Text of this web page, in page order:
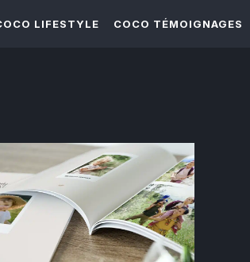
LIFESTYLE COCO TÉMOIGNAGES